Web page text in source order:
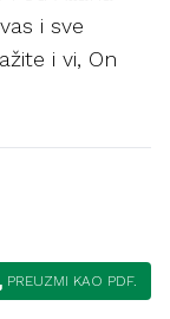
i sve
i vi, On
PREUZMI KAO PDF.